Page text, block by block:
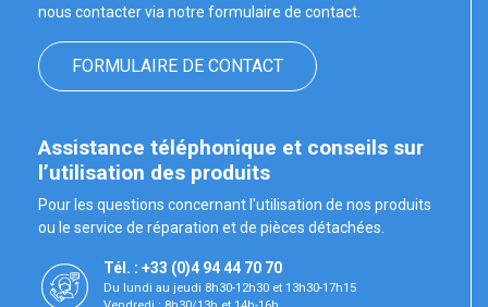
nous contacter via notre formulaire de contact.
FORMULAIRE DE CONTACT
Assistance téléphonique et conseils sur
l’utilisation des produits
Pour les questions concernant l'utilisation de nos produits
ou le service de réparation et de pièces détachées.
Tél. : +33 (0)4 94 44 70 70
Du lundi au jeudi 8h30-12h30 et 13h30-17h15